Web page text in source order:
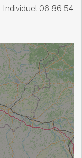
Individuel 06 86 54